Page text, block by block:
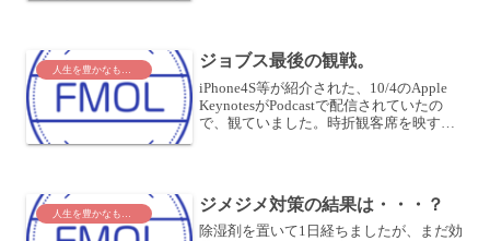
んて、本当に日本のサラリー...
人生を豊かなものに ジョブス最後の観戦。
iPhone4S等が紹介された、10/4のApple
KeynotesがPodcastで配信されていたの
で、観ていました。時折観客席を映すこ
ジメジメ対策の結果は・・・？
除湿剤を置いて1日経ちましたが、まだ効